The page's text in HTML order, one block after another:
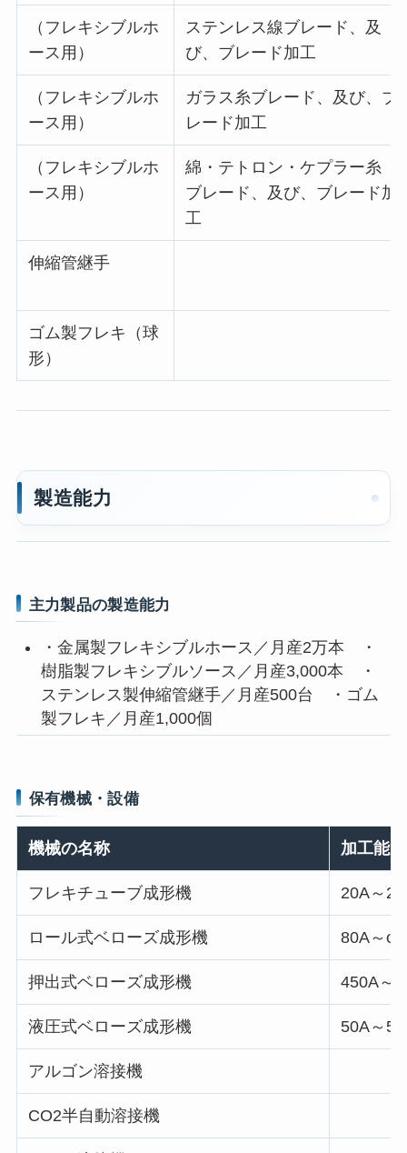
（フレキシブルホ
ース用）
ステンレス線ブレード、及
び、ブレード加工
（フレキシブルホ
ース用）
ガラス糸ブレード、及び、ブ
レード加工
（フレキシブルホ
ース用）
綿・テトロン・ケプラー糸
ブレード、及び、ブレード加
工
伸縮管継手
ゴム製フレキ（球
形）
製造能力
主力製品の製造能力
・金属製フレキシブルホース／月産2万本 ・
樹脂製フレキシブルソース／月産3,000本 ・
ステンレス製伸縮管継手／月産500台 ・ゴム
製フレキ／月産1,000個
保有機械・設備
機械の名称 加工能力
フレキチューブ成形機 20A～
ロール式ベローズ成形機 80A～
押出式ベローズ成形機 450A～
液圧式ベローズ成形機 50A～
アルゴン溶接機
CO2半自動溶接機